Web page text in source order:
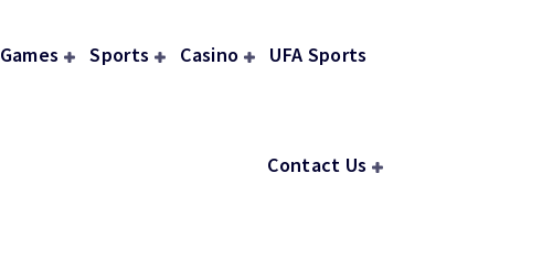
Games Sports Casino UFA Sports
Contact Us